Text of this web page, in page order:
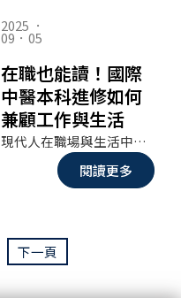
2025 ．
09．05
在職也能讀！國際
中醫本科進修如何
兼顧工作與生活
現代人在職場與生活中壓力大，許多人希望能轉換跑道，或在原有專業上增加第二技能。國際中醫本科進修對上班族來說，不僅能系統化學習中醫理論與臨床技能，還能為未來的職涯創造更多選擇。
閱讀更多
下一頁